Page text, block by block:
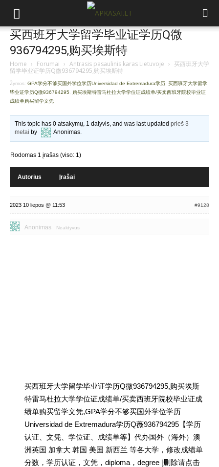
买西班牙大学留学毕业证学历Q微
936794295,购买埃斯特
Home › Forumai › Antrasis pasaulinis karas Lietuvoje › 买西班牙大学
留学毕业证学历Q微936794295,购买埃斯特
Žymos: GPA学分不够买国外学位学历Universidad de Extremadura学历 买西班牙大学留学
毕业证学历Q微936794295
购买埃斯特雷马杜拉大学学位证成绩单/买卖西班牙院校毕业证
成绩单购买留学文凭
This topic has 0 atsakymų, 1 dalyvis, and was last updatedprieš 3
metai by Anonimas.
Rodomas 1 įrašas (viso: 1)
Autorius Įrašai
2023 10 liepos @ 11:53 #9128
Anonimas Neaktyvus
买西班牙大学留学毕业证学历Q微936794295,购买埃斯
特雷马杜拉大学学位证成绩单/买卖西班牙院校毕业证成
绩单购买留学文凭,GPA学分不够买国外学位学历
Universidad de Extremadura学历Q薇936794295【学历
认证、文凭、学位证、成绩单等】代办国外（海外）澳
洲英国 加拿大 韩国 美国 新西兰 等各大学，修改成绩单
分数，学历认证，文凭，diploma，degree [删除请点击